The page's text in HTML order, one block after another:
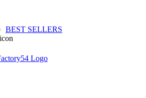
BEST SELLERS